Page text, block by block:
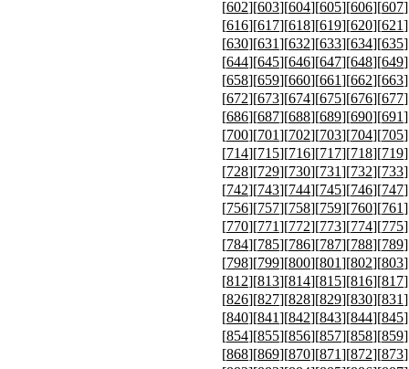
[602][603][604][605][606][607
[616][617][618][619][620][621
[630][631][632][633][634][635
[644][645][646][647][648][649
[658][659][660][661][662][663
[672][673][674][675][676][677
[686][687][688][689][690][691
[700][701][702][703][704][705
[714][715][716][717][718][719
[728][729][730][731][732][733
[742][743][744][745][746][747
[756][757][758][759][760][761
[770][771][772][773][774][775
[784][785][786][787][788][789
[798][799][800][801][802][803
[812][813][814][815][816][817
[826][827][828][829][830][831
[840][841][842][843][844][845
[854][855][856][857][858][859
[868][869][870][871][872][873